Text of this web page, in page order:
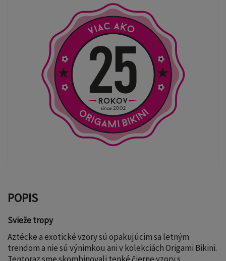
POPIS
Svieže tropy
Aztécke a exotické vzory sú opakujúcim sa letným
trendom a nie sú výnimkou ani v kolekciách Origami Bikini.